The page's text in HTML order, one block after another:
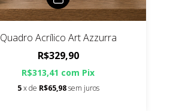
Quadro Acrílico Art Azzurra
R$329,90
R$313,41 com Pix
5x de R$65,98sem juros